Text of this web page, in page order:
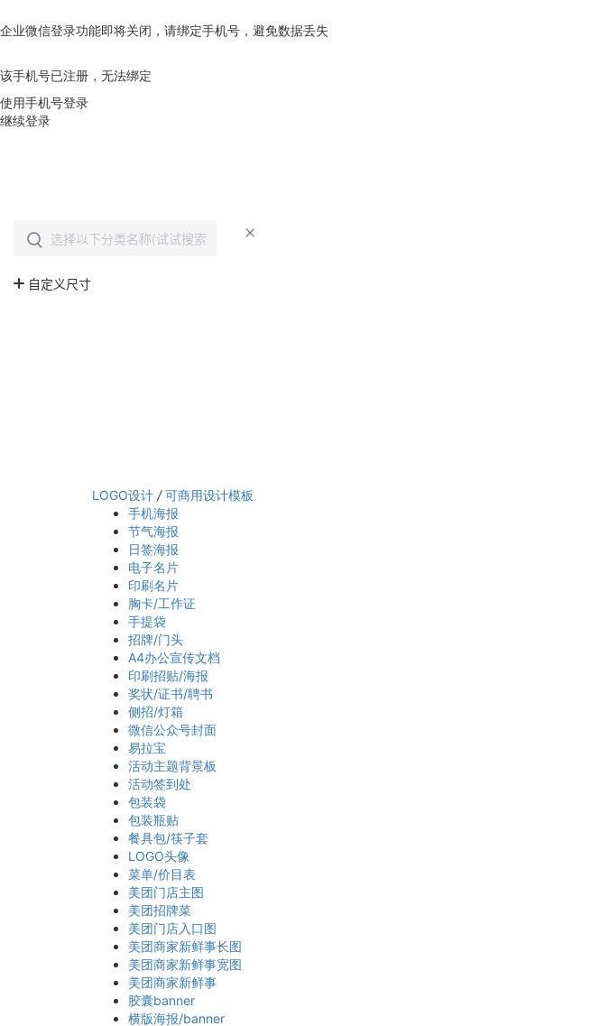
企业微信登录功能即将关闭，请绑定手机号，避免数据丢失
该手机号已注册，无法绑定
使用手机号登录
继续登录
LOGO设计 / 可商用设计模板
手机海报
节气海报
日签海报
电子名片
印刷名片
胸卡/工作证
手提袋
招牌/门头
A4办公宣传文档
印刷招贴/海报
奖状/证书/聘书
侧招/灯箱
微信公众号封面
易拉宝
活动主题背景板
活动签到处
包装袋
包装瓶贴
餐具包/筷子套
LOGO头像
菜单/价目表
美团门店主图
美团招牌菜
美团门店入口图
美团商家新鲜事长图
美团商家新鲜事宽图
美团商家新鲜事
胶囊banner
横版海报/banner